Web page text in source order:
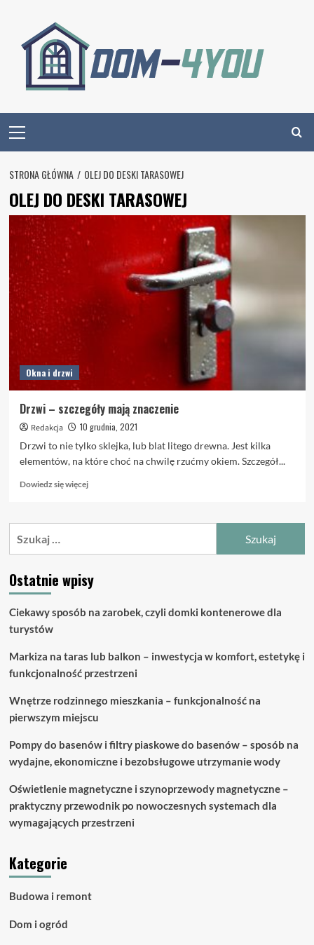
content
Menu
STRONA GŁÓWNA OLEJ DO DESKI TARASOWEJ
OLEJ DO DESKI TARASOWEJ
Okna i drzwi
Drzwi – szczegóły mają znaczenie
Redakcja
10 grudnia, 2021
Drzwi to nie tylko sklejka, lub blat litego drewna. Jest kilka
elementów, na które choć na chwilę rzućmy okiem. Szczegół...
Dowiedz się więcejDowiedz
o
mają
znaczenie
Ostatnie wpisy
Ciekawy sposób na zarobek, czyli domki kontenerowe dla
turystów
Markiza na taras lub balkon – inwestycja w komfort, estetykę i
funkcjonalność przestrzeni
Wnętrze rodzinnego mieszkania – funkcjonalność na
pierwszym miejscu
Pompy do basenów i filtry piaskowe do basenów – sposób na
wydajne, ekonomiczne i bezobsługowe utrzymanie wody
Oświetlenie magnetyczne i szynoprzewody magnetyczne –
praktyczny przewodnik po nowoczesnych systemach dla
wymagających przestrzeni
Kategorie
Budowa i remont
Dom i ogród